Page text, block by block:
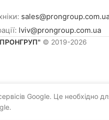
lviv@prongroup.com.ua
© 2019-2026
Google. Це необхідно